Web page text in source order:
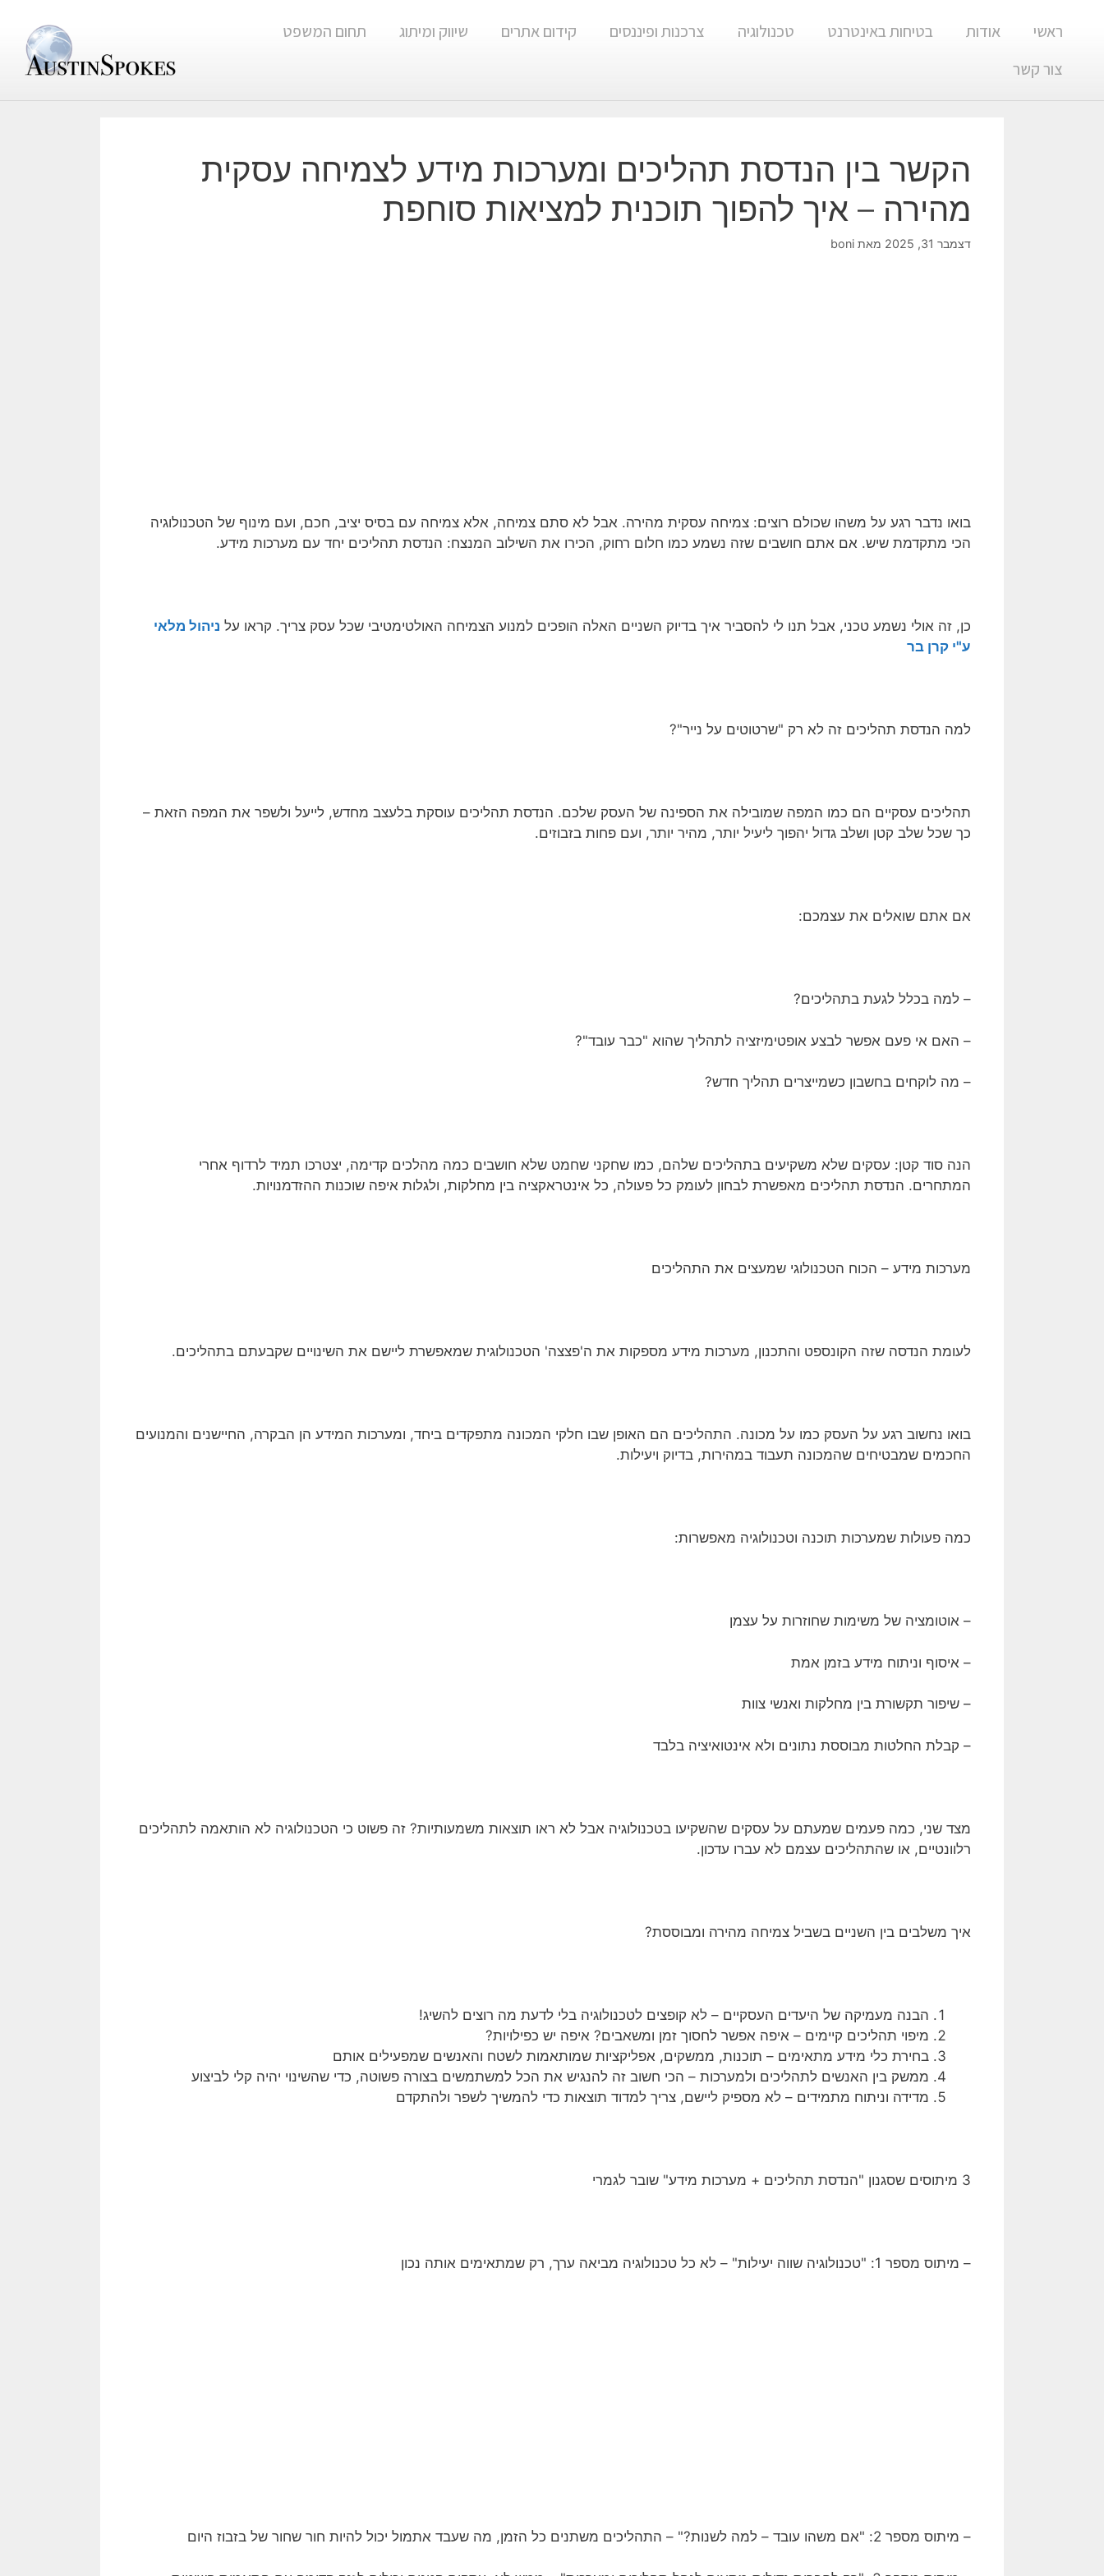
ראשי אודות בטיחות באינטרנט טכנולוגיה צרכנות ופיננסים קידום אתרים שיווק ומיתוג
תחום המשפט
צור קשר
הקשר בין הנדסת תהליכים ומערכות מידע לצמיחה עסקית
מהירה – איך להפוך תוכנית למציאות סוחפת
דצמבר 31, 2025 מאת boni
בואו נדבר רגע על משהו שכולם רוצים: צמיחה עסקית מהירה. אבל לא סתם צמיחה, אלא צמיחה עם בסיס יציב, חכם, ועם מינוף של הטכנולוגיה
הכי מתקדמת שיש. אם אתם חושבים שזה נשמע כמו חלום רחוק, הכירו את השילוב המנצח: הנדסת תהליכים יחד עם מערכות מידע.
כן, זה אולי נשמע טכני, אבל תנו לי להסביר איך בדיוק השניים האלה הופכים למנוע הצמיחה האולטימטיבי שכל עסק צריך. קראו על ניהול מלאי
ע"י קרן בר
למה הנדסת תהליכים זה לא רק "שרטוטים על נייר"?
תהליכים עסקיים הם כמו המפה שמובילה את הספינה של העסק שלכם. הנדסת תהליכים עוסקת בלעצב מחדש, לייעל ולשפר את המפה הזאת –
כך שכל שלב קטן ושלב גדול יהפוך ליעיל יותר, מהיר יותר, ועם פחות בזבוזים.
אם אתם שואלים את עצמכם:
– למה בכלל לגעת בתהליכים?
– האם אי פעם אפשר לבצע אופטימיזציה לתהליך שהוא "כבר עובד"?
– מה לוקחים בחשבון כשמייצרים תהליך חדש?
הנה סוד קטן: עסקים שלא משקיעים בתהליכים שלהם, כמו שחקני שחמט שלא חושבים כמה מהלכים קדימה, יצטרכו תמיד לרדוף אחרי
המתחרים. הנדסת תהליכים מאפשרת לבחון לעומק כל פעולה, כל אינטראקציה בין מחלקות, ולגלות איפה שוכנות ההזדמנויות.
מערכות מידע – הכוח הטכנולוגי שמעצים את התהליכים
לעומת הנדסה שזה הקונספט והתכנון, מערכות מידע מספקות את ה'פצצה' הטכנולוגית שמאפשרת ליישם את השינויים שקבעתם בתהליכים.
בואו נחשוב רגע על העסק כמו על מכונה. התהליכים הם האופן שבו חלקי המכונה מתפקדים ביחד, ומערכות המידע הן הבקרה, החיישנים והמנועים
החכמים שמבטיחים שהמכונה תעבוד במהירות, בדיוק ויעילות.
כמה פעולות שמערכות תוכנה וטכנולוגיה מאפשרות:
– אוטומציה של משימות שחוזרות על עצמן
– איסוף וניתוח מידע בזמן אמת
– שיפור תקשורת בין מחלקות ואנשי צוות
– קבלת החלטות מבוססת נתונים ולא אינטואיציה בלבד
מצד שני, כמה פעמים שמעתם על עסקים שהשקיעו בטכנולוגיה אבל לא ראו תוצאות משמעותיות? זה פשוט כי הטכנולוגיה לא הותאמה לתהליכים
רלוונטיים, או שהתהליכים עצמם לא עברו עדכון.
איך משלבים בין השניים בשביל צמיחה מהירה ומבוססת?
הבנה מעמיקה של היעדים העסקיים – לא קופצים לטכנולוגיה בלי לדעת מה רוצים להשיג!
מיפוי תהליכים קיימים – איפה אפשר לחסוך זמן ומשאבים? איפה יש כפילויות?
בחירת כלי מידע מתאימים – תוכנות, ממשקים, אפליקציות שמותאמות לשטח והאנשים שמפעילים אותם
ממשק בין האנשים לתהליכים ולמערכות – הכי חשוב זה להנגיש את הכל למשתמשים בצורה פשוטה, כדי שהשינוי יהיה קלי לביצוע
מדידה וניתוח מתמידים – לא מספיק ליישם, צריך למדוד תוצאות כדי להמשיך לשפר ולהתקדם
3 מיתוסים שסגנון "הנדסת תהליכים + מערכות מידע" שובר לגמרי
– מיתוס מספר 1: "טכנולוגיה שווה יעילות" – לא כל טכנולוגיה מביאה ערך, רק שמתאימים אותה נכון
– מיתוס מספר 2: "אם משהו עובד – למה לשנות?" – התהליכים משתנים כל הזמן, מה שעבד אתמול יכול להיות חור שחור של בזבוז היום